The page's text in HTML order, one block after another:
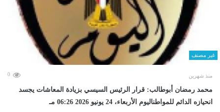
غير مصنف
منذ شهرين 0
محمد رمضان أبوطالب: قرار الرئيس السيسي بزيادة المعاشات يجسد
انحيازه الدائم للمواطناليوم الأربعاء، 24 يونيو 2026 06:26 مـ